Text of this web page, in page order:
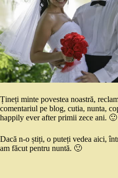
Țineți minte povestea noastră,
comentariul pe blog, cutia, nunta,
happily ever after primii zece ani. 🙂
Dacă n-o știți, o puteți vedea aici,
am făcut pentru nuntă. 🙂